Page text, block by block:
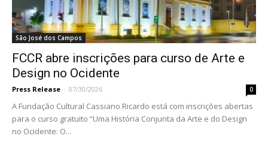
São José dos Campos
FCCR abre inscrições para curso de Arte e
Design no Ocidente
Press Release - 07/30/2026 0
A Fundação Cultural Cassiano Ricardo está com inscrições abertas
para o curso gratuito “Uma História Conjunta da Arte e do Design
no Ocidente: O...